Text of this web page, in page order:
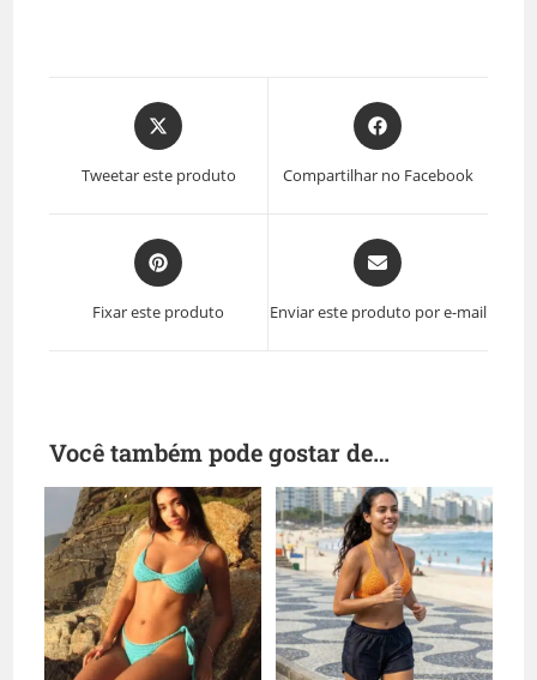
Tweetar este produto Compartilhar no Facebook
Fixar este produto Enviar este produto por e-mail
Você também pode gostar de…